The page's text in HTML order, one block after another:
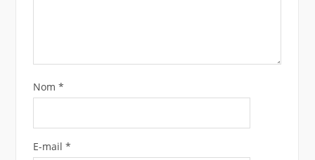
Nom *
E-mail *